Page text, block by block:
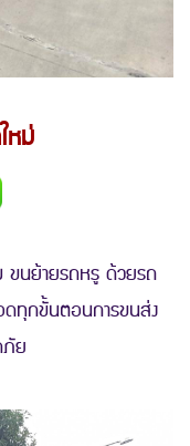
หม่
ขนย้ายรถหรู ด้วยรถ
ทุกขั้นตอนการขนส่ง
ภัย